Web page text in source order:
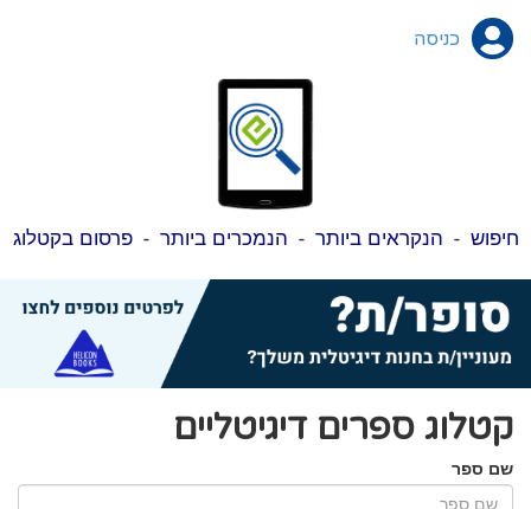
כניסה
חיפוש - הנקראים ביותר - הנמכרים ביותר -פרסום בקטלוג
קטלוג ספרים דיגיטליים
שם ספר